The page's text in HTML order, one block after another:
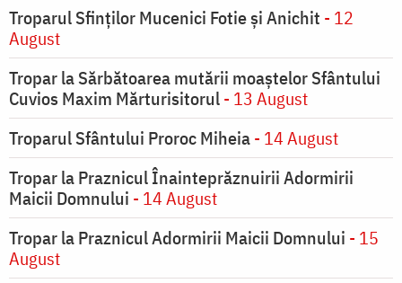
Troparul Sfinţilor Mucenici Fotie şi Anichit - 12
August
Tropar la Sărbătoarea mutării moaştelor Sfântului
Cuvios Maxim Mărturisitorul- 13 August
Troparul Sfântului Proroc Miheia- 14 August
Tropar la Praznicul Înainteprăznuirii Adormirii
Maicii Domnului - 14 August
Tropar la Praznicul Adormirii Maicii Domnului - 15
August